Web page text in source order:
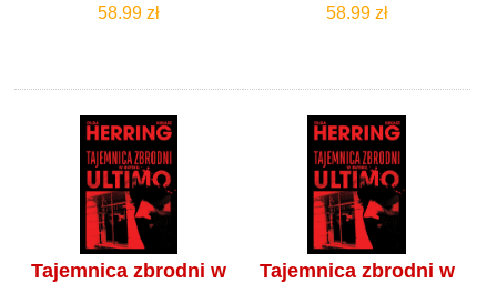
58.99 zł 58.99 zł
Tajemnica zbrodni w
Tajemnica zbrodni w